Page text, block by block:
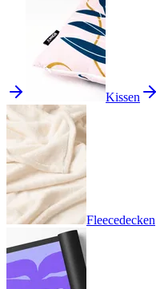
Kissen
Fleecedecken